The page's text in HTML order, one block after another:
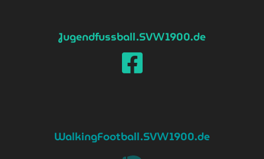
Jugendfussball.SVW1900.de
WalkingFootball.SVW1900.de